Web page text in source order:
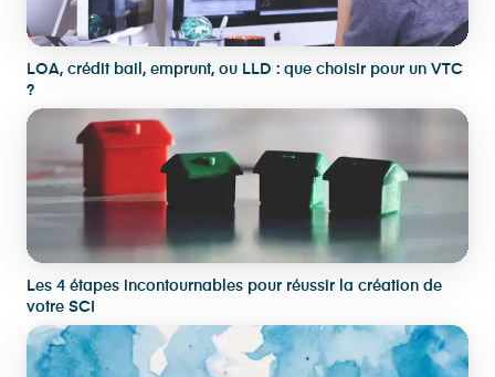
LOA, crédit bail, emprunt, ou LLD : que choisir pour un VTC
?
Les 4 étapes incontournables pour réussir la création de
votre SCI